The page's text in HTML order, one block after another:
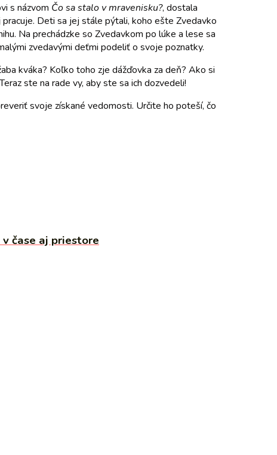
s názvom Čo sa stalo v mravenisku?, dostala
Deti sa jej stále pýtali, koho ešte Zvedavko
Na prechádzke so Zvedavkom po lúke a lese sa
zvedavými deťmi podeliť o svoje poznatky.
kváka? Koľko toho zje dážďovka za deň? Ako si
ste na rade vy, aby ste sa ich dozvedeli!
svoje získané vedomosti. Určite ho poteší, čo
čase aj priestore